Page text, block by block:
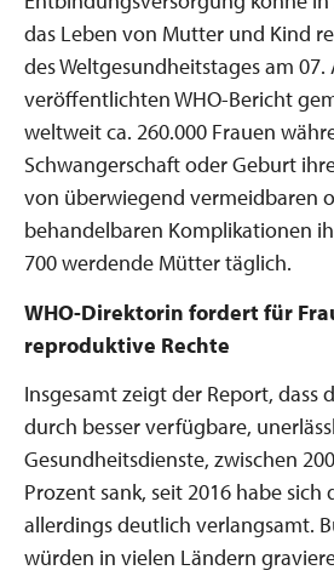
das Leben von Mutter und Kind
des Weltgesundheitstages am 07.
veröffentlichten WHO-Bericht
weltweit ca. 260.000 Frauen
Schwangerschaft oder Geburt
von überwiegend vermeidbaren
behandelbaren Komplikationen
700 werdende Mütter täglich.
WHO-Direktorin fordert für
reproduktive Rechte
Insgesamt zeigt der Report, dass
durch besser verfügbare,
Gesundheitsdienste, zwischen
Prozent sank, seit 2016 habe sich
allerdings deutlich verlangsamt.
würden in vielen Ländern